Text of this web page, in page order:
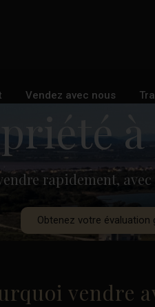
Vendez avec nous
rapidement,
Obtenez votre évaluation
vendre